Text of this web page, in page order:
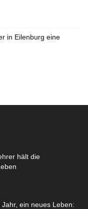
in Eilenburg eine
hält die
ein neues Leben: